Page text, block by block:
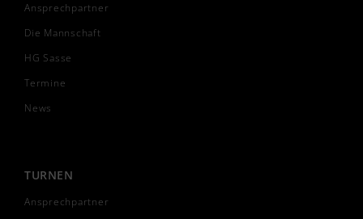
Ansprechpartner
Die Mannschaft
HG Sasse
Termine
News
TURNEN
Ansprechpartner